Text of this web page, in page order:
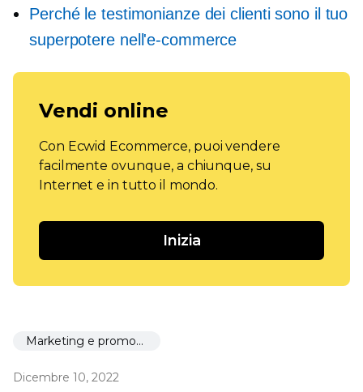
Perché le testimonianze dei clienti sono il tuo
superpotere nell'e-commerce
Vendi online
Con Ecwid Ecommerce, puoi vendere
facilmente ovunque, a chiunque, su
Internet e in tutto il mondo.
Inizia
Marketing e promozione
Dicembre 10, 2022